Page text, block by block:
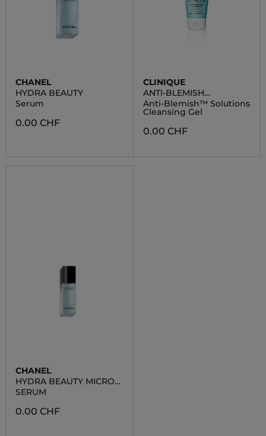
CHANEL
HYDRA BEAUTY
Serum
0.00 CHF
CLINIQUE
ANTI-BLEMISH
SOLUTIONS
Anti-Blemish™ Solutions
Cleansing Gel
0.00 CHF
CHANEL
HYDRA BEAUTY MICRO
SÉRUM
SERUM
0.00 CHF